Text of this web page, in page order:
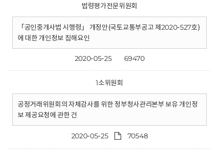
법령평가전문위원회
「공인중개사법 시행령」 개정안(국토교통부공고 제2020-527호)
에 대한 개인정보 침해요인
2020-05-25 69470
1소위원회
공정거래위원회의 자체감사를 위한 정부청사관리본부 보유 개인정
보 제공요청에 관한 건
2020-05-25 70548